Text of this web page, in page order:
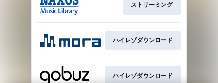
ストリーミング
ハイレゾダウンロード
ハイレゾダウンロード